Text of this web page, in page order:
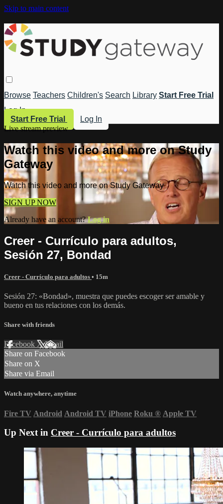
Skip to main content
Browse Teachers Children's Search Library Start Free Trial
Log In
Start Free Trial
Log In
Live stream preview
Watch this video and more on Study
Gateway
Watch this video and more on Study Gateway
SIGN UP NOW
Already have an account?Log in
Creer - Currículo para adultos,
Sesión 27, Bondad
Creer - Currículo para adultos • 15m
Sesión 27: «Bondad», muestra que puedes escoger ser amable y
bueno en tus relaciones con los demás.
Share with friends
Facebook XEmail
Share on Facebook
Share on X
Share via Email
Watch anywhere, anytime
Fire TV Android Android TV iPhone Roku ® Apple TV
Up Next in Creer - Currículo para adultos